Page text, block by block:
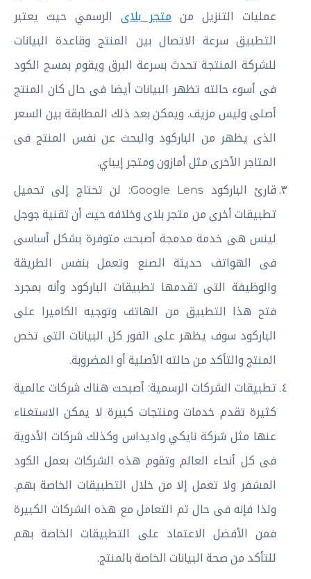
عمليات التنزيل من متجر بلاى الرسمي حيث يعتبر
التطبيق سرعة الاتصال بين المنتج وقاعدة البيانات
للشركة المنتجة تحدث بسرعة البرق ويقوم بمسح الكود
فى أسوء حالته تظهر البيانات أيضا فى حال كان المنتج
أصلى وليس مزيف. ويمكن بعد ذلك المطابقة بين السعر
الذى يظهر من الباركود والبحث عن نفس المنتج فى
المتاجر الأخرى مثل أمازون ومتجر إيباي.
قارئ الباركود Google Lens: لن تحتاج إلى تحميل
تطبيقات أخرى من متجر بلاى وخلافه حيث أن تقنية جوجل
لينس هى خدمة مدمجة أصبحت متوفرة بشكل أساسى
فى الهواتف حديثة الصنع وتعمل بنفس الطريقة
والوظيفة التى تقدمها تطبيقات الباركود وأنه بمجرد
فتح هذا التطبيق من الهاتف وتوجيه الكاميرا على
الباركود سوف يظهر على الفور كل البيانات التى تخص
المنتج والتأكد من حالته الأصلية أو المضروبة.
تطبيقات الشركات الرسمية: أصبحت هناك شركات عالمية
كثيرة تقدم خدمات ومنتجات كبيرة لا يمكن الاستغناء
عنها مثل شركة نايكي واديداس وكذلك شركات الأدوية
فى كل أنحاء العالم وتقوم هذه الشركات بعمل الكود
المشفر ولا تعمل إلا من خلال التطبيقات الخاصة بهم.
ولذا فإنه فى حال تم التعامل مع هذه الشركات الكبيرة
فمن الأفضل الاعتماد على التطبيقات الخاصة بهم
للتأكد من صحة البيانات الخاصة بالمنتج.